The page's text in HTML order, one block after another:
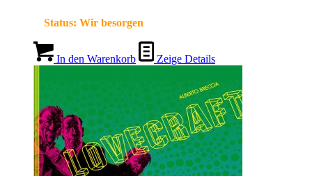
Status: Wir besorgen
In den Warenkorb Zeige Details